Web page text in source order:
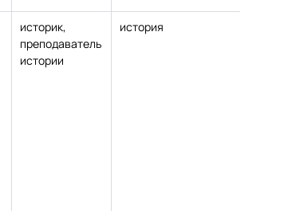
историк,
преподаватель
истории
история